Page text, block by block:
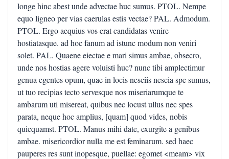
longe hinc abest unde advectae huc sumus. PTOL. Nempe
equo ligneo per vias caerulas estis vectae? PAL. Admodum.
PTOL. Ergo aequius vos erat candidatas venire
hostiatasque. ad hoc fanum ad istunc modum non veniri
solet. PAL. Quaene eiectae e mari simus ambae, obsecro,
unde nos hostias agere voluisti huc? nunc tibi amplectimur
genua egentes opum, quae in locis nesciis nescia spe sumus,
ut tuo recipias tecto servesque nos miseriarumque te
ambarum uti misereat, quibus nec locust ullus nec spes
parata, neque hoc amplius, [quam] quod vides, nobis
quicquamst. PTOL. Manus mihi date, exurgite a genibus
ambae. misericordior nulla me est feminarum. sed haec
pauperes res sunt inopesque, puellae: egomet <meam> vix